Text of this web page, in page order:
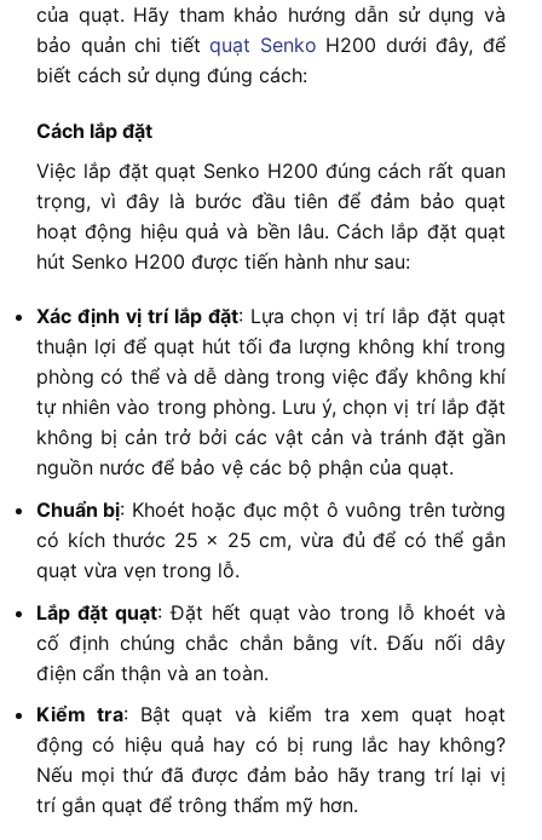
của quạt. Hãy tham khảo hướng dẫn sử dụng và
bảo quản chi tiếtquạt Senko H200 dưới đây, để
biết cách sử dụng đúng cách:
Cách lắp đặt
Việc lắp đặt quạt Senko H200 đúng cách rất quan
trọng, vì đây là bước đầu tiên để đảm bảo quạt
hoạt động hiệu quả và bền lâu. Cách lắp đặt quạt
hút Senko H200 được tiến hành như sau:
Xác định vị trí lắp đặt: Lựa chọn vị trí lắp đặt quạt
thuận lợi để quạt hút tối đa lượng không khí trong
phòng có thể và dễ dàng trong việc đẩy không khí
tự nhiên vào trong phòng. Lưu ý, chọn vị trí lắp đặt
không bị cản trở bởi các vật cản và tránh đặt gần
nguồn nước để bảo vệ các bộ phận của quạt.
Chuẩn bị: Khoét hoặc đục một ô vuông trên tường
có kích thước 25 x 25 cm, vừa đủ để có thể gắn
quạt vừa vẹn trong lỗ.
Lắp đặt quạt: Đặt hết quạt vào trong lỗ khoét và
cố định chúng chắc chắn bằng vít. Đấu nối dây
điện cẩn thận và an toàn.
Kiểm tra: Bật quạt và kiểm tra xem quạt hoạt
động có hiệu quả hay có bị rung lắc hay không?
Nếu mọi thứ đã được đảm bảo hãy trang trí lại vị
trí gắn quạt để trông thẩm mỹ hơn.